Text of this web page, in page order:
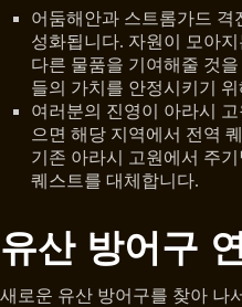
어둠해안과 스트롬가드
성화됩니다. 자원이 모아
다른 물품을 기여해줄 것
들의 가치를 안정시키기
여러분의 진영이 아라시
으면 해당 지역에서 전역
기존 아라시 고원에서 주
퀘스트를 대체합니다.
유산 방어구
새로운 유산 방어구를 찾아 나